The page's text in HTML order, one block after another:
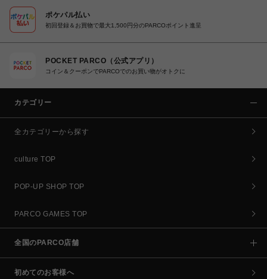
ポケパル払い
初回登録＆お買物で最大1,500円分のPARCOポイント進呈
POCKET PARCO（公式アプリ）
コイン＆クーポンでPARCOでのお買い物がオトクに
カテゴリー
全カテゴリーから探す
culture TOP
POP-UP SHOP TOP
PARCO GAMES TOP
全国のPARCO店舗
初めてのお客様へ